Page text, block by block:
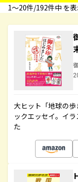
1〜20件/192件中 を
大ヒット「地球の
ックエッセイ。イ
た